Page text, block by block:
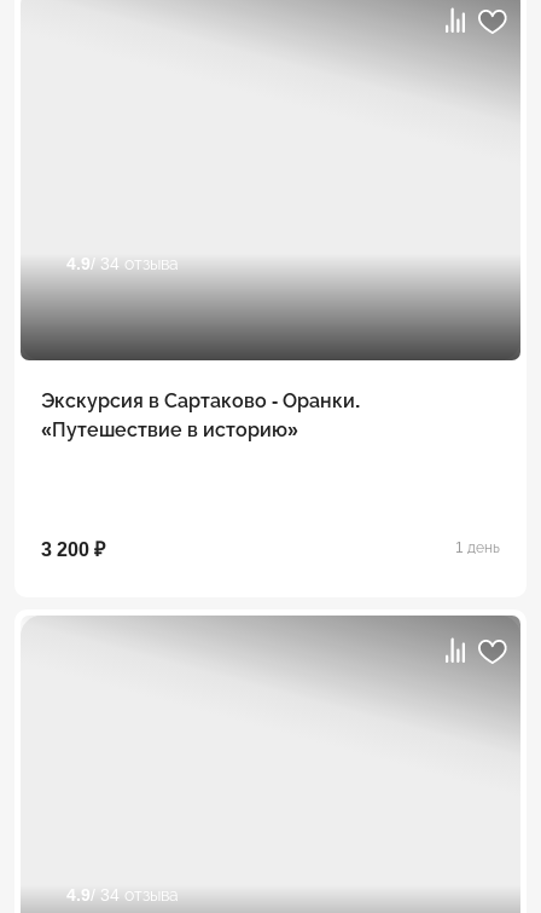
4.9/ 34 отзыва
Экскурсия в Сартаково - Оранки.
«Путешествие в историю»
3 200 ₽ 1 день
4.9 / 34 отзыва